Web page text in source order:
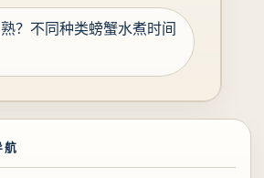
？不同种类螃蟹水煮时间
航